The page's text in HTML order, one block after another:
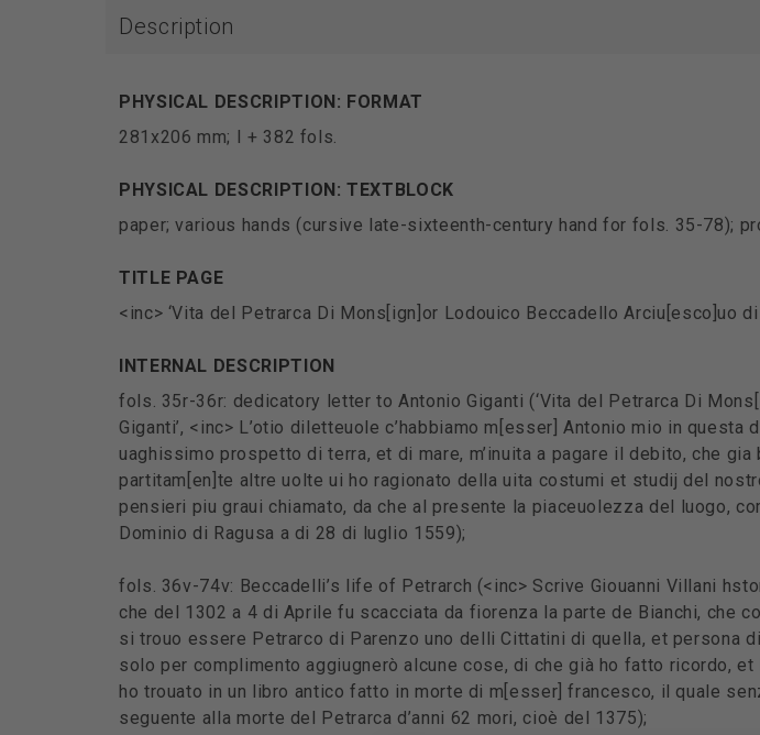
Description
PHYSICAL DESCRIPTION: FORMAT
281x206 mm; I + 382 fols.
PHYSICAL DESCRIPTION: TEXTBLOCK
paper; various hands (cursive late-sixteenth-century hand for fols. 35-78);
TITLE PAGE
<inc> ‘Vita del Petrarca Di Mons[ign]or Lodouico Beccadello Arciu[esco]uo
INTERNAL DESCRIPTION
fols. 35r-36r: dedicatory letter to Antonio Giganti (‘Vita del Petrarca Di
Giganti’, <inc> L’otio diletteuole c’habbiamo m[esser] Antonio mio in
uaghissimo prospetto di terra, et di mare, m’inuita a pagare il debito, che
partitam[en]te altre uolte ui ho ragionato della uita costumi et studij del
pensieri piu graui chiamato, da che al presente la piaceuolezza del luogo,
Dominio di Ragusa a di 28 di luglio 1559);
fols. 36v-74v: Beccadelli’s life of Petrarch (<inc> Scrive Giouanni Villani
che del 1302 a 4 di Aprile fu scacciata da fiorenza la parte de Bianchi, che
si trouo essere Petrarco di Parenzo uno delli Cittatini di quella, et persona
solo per complimento aggiugnerò alcune cose, di che già ho fatto ricordo,
ho trouato in un libro antico fatto in morte di m[esser] francesco, il quale
seguente alla morte del Petrarca d’anni 62 mori, cioè del 1375);